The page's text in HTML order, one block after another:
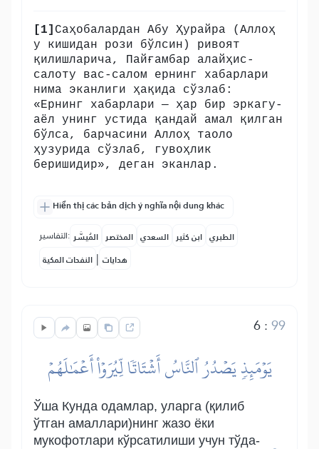
[1] Саҳобалардан Абу Ҳурайра (Аллоҳ
у кишидан рози бўлсин) ривоят
қилишларича, Пайғамбар алайҳис-
салоту вас-салом ернинг хабарлари
нима эканлиги ҳақида сўзлаб:
«Ернинг хабарлари — ҳар бир эркагу-
аёл унинг устида қандай амал қилган
бўлса, барчасини Аллоҳ таоло
ҳузурида сўзлаб, гувоҳлик
беришидир», деган эканлар.
Hiển thị các bản dịch ý nghĩa nội dung khác
التفاسير: المُيسَّر المختصر السعدي ابن كثير الطبري
النفحات المكية | هدايات
6:99
يَوۡمَئِذٖ يَصۡدُرُ ٱلنَّاسُ أَشۡتَاتٗا لِّيُرَوۡاْ أَعۡمَٰلَهُمۡ
Ўша Кунда одамлар, уларга (қилиб
ўтган амаллари)нинг жазо ёки
мукофотлари кўрсатилиши учун тўда-